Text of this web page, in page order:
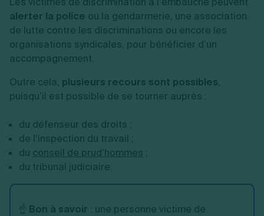
alerter la police ou la gendarmerie, une association
de lutte contre les discriminations ou encore les
organisations syndicales, pour bénéficier d’un
accompagnement.
Outre cela, plusieurs recours sont possibles,
puisqu’il est possible de se tourner auprès :
du défenseur des droits ;
de l’inspection du travail ;
du conseil de prud’hommes ;
du tribunal judiciaire.
☝️ Bon à savoir : une personne victime de